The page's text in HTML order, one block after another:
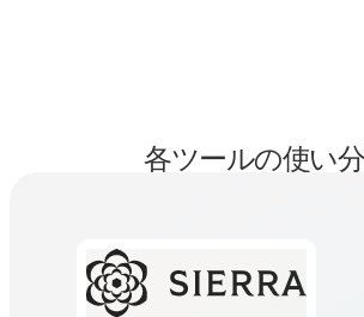
各ツールの使い